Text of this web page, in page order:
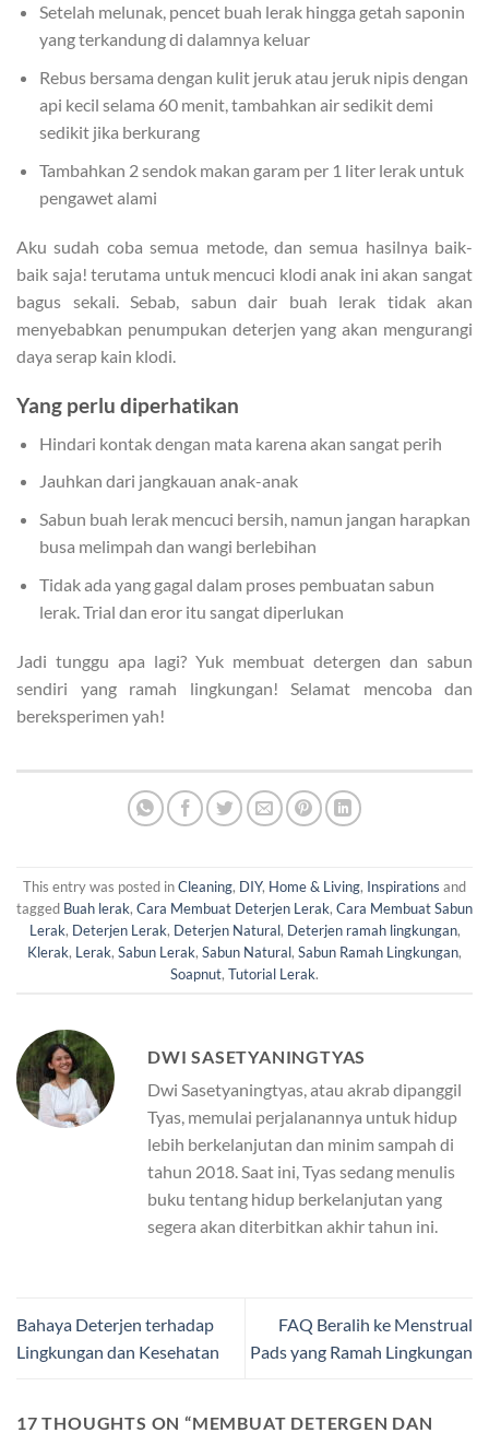
Setelah melunak, pencet buah lerak hingga getah saponin
yang terkandung di dalamnya keluar
Rebus bersama dengan kulit jeruk atau jeruk nipis dengan
api kecil selama 60 menit, tambahkan air sedikit demi
sedikit jika berkurang
Tambahkan 2 sendok makan garam per 1 liter lerak untuk
pengawet alami
Aku sudah coba semua metode, dan semua hasilnya baik-
baik saja! terutama untuk mencuci klodi anak ini akan sangat
bagus sekali. Sebab, sabun dair buah lerak tidak akan
menyebabkan penumpukan deterjen yang akan mengurangi
daya serap kain klodi.
Yang perlu diperhatikan
Hindari kontak dengan mata karena akan sangat perih
Jauhkan dari jangkauan anak-anak
Sabun buah lerak mencuci bersih, namun jangan harapkan
busa melimpah dan wangi berlebihan
Tidak ada yang gagal dalam proses pembuatan sabun
lerak. Trial dan eror itu sangat diperlukan
Jadi tunggu apa lagi? Yuk membuat detergen dan sabun
sendiri yang ramah lingkungan! Selamat mencoba dan
bereksperimen yah!
This entry was posted inCleaning, DIY, Home & Living, Inspirations and
tagged Buah lerak, Cara Membuat Deterjen Lerak, Cara Membuat Sabun
Lerak, Deterjen Lerak, Deterjen Natural, Deterjen ramah lingkungan,
Klerak, Lerak, Sabun Lerak, Sabun Natural, Sabun Ramah Lingkungan,
Soapnut, Tutorial Lerak.
DWI SASETYANINGTYAS
Dwi Sasetyaningtyas, atau akrab dipanggil
Tyas, memulai perjalanannya untuk hidup
lebih berkelanjutan dan minim sampah di
tahun 2018. Saat ini, Tyas sedang menulis
buku tentang hidup berkelanjutan yang
segera akan diterbitkan akhir tahun ini.
Bahaya Deterjen terhadap
Lingkungan dan Kesehatan
FAQ Beralih ke Menstrual
Pads yang Ramah Lingkungan
17 THOUGHTS ON “MEMBUAT DETERGEN DAN